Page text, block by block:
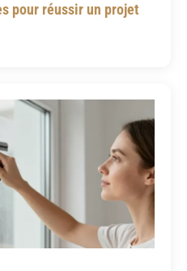
pour réussir un projet